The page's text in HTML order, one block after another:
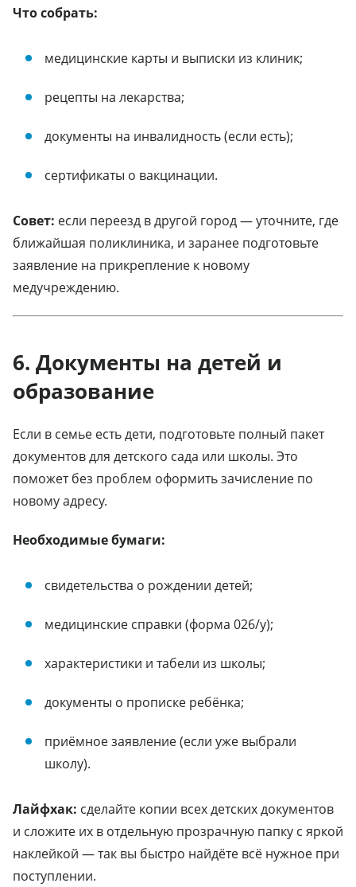
Что собрать:
медицинские карты и выписки из клиник;
рецепты на лекарства;
документы на инвалидность (если есть);
сертификаты о вакцинации.
Совет: если переезд в другой город — уточните, где
ближайшая поликлиника, и заранее подготовьте
заявление на прикрепление к новому
медучреждению.
6. Документы на детей и
образование
Если в семье есть дети, подготовьте полный пакет
документов для детского сада или школы. Это
поможет без проблем оформить зачисление по
новому адресу.
Необходимые бумаги:
свидетельства о рождении детей;
медицинские справки (форма 026/у);
характеристики и табели из школы;
документы о прописке ребёнка;
приёмное заявление (если уже выбрали
школу).
Лайфхак: сделайте копии всех детских документов
и сложите их в отдельную прозрачную папку с яркой
наклейкой — так вы быстро найдёте всё нужное при
поступлении.